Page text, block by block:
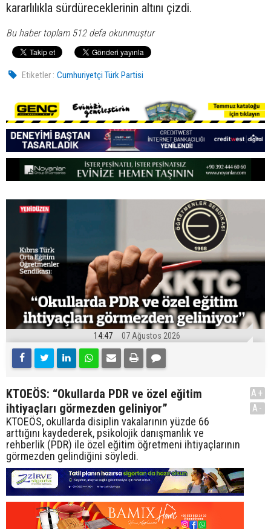
kararlılıkla sürdüreceklerinin altını çizdi.
Bu haber toplam 512 defa okunmuştur
Etiketler : Cumhuriyetçi Türk Partisi
14:47 07 Ağustos 2026
KTOEÖS: “Okullarda PDR ve özel eğitim
ihtiyaçları görmezden geliniyor”
KTOEÖS, okullarda disiplin vakalarının yüzde 66
arttığını kaydederek, psikolojik danışmanlık ve
rehberlik (PDR) ile özel eğitim öğretmeni ihtiyaçlarının
görmezden gelindiğini söyledi.
A+
A-